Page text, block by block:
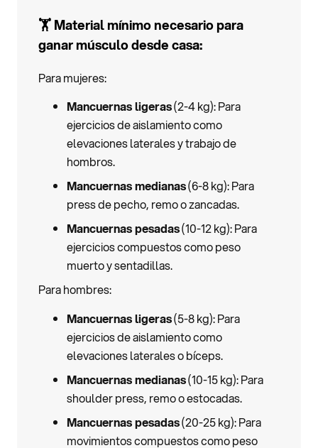
🏋️ Material mínimo necesario para
ganar músculo desde casa:
Para mujeres:
Mancuernas ligeras(2-4 kg): Para
ejercicios de aislamiento como
elevaciones laterales y trabajo de
hombros.
Mancuernas medianas(6-8 kg): Para
press de pecho, remo o zancadas.
Mancuernas pesadas(10-12 kg): Para
ejercicios compuestos como peso
muerto y sentadillas.
Para hombres:
Mancuernas ligeras(5-8 kg): Para
ejercicios de aislamiento como
elevaciones laterales o bíceps.
Mancuernas medianas(10-15 kg): Para
shoulder press, remo o estocadas.
Mancuernas pesadas(20-25 kg): Para
movimientos compuestos como peso